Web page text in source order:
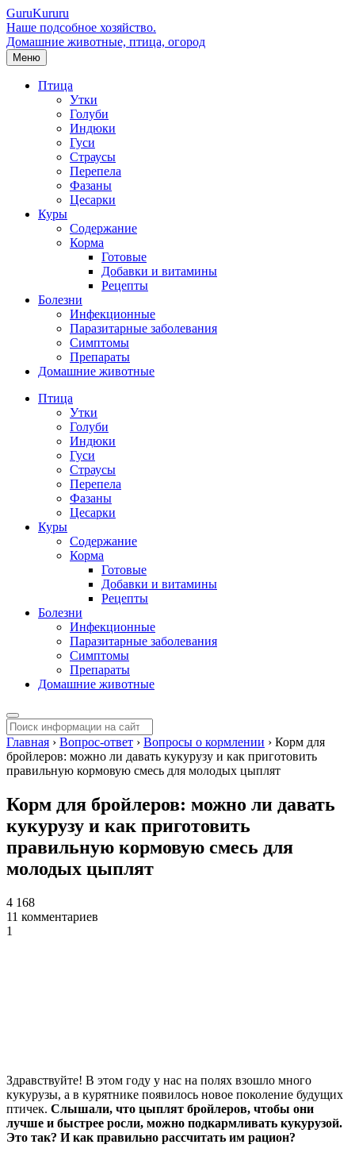
GuruKururu
Наше подсобное хозяйство.
Домашние животные, птица, огород
Меню
Птица
Утки
Голуби
Индюки
Гуси
Страусы
Перепела
Фазаны
Цесарки
Куры
Содержание
Корма
Готовые
Добавки и витамины
Рецепты
Болезни
Инфекционные
Паразитарные заболевания
Симптомы
Препараты
Домашние животные
Птица
Утки
Голуби
Индюки
Гуси
Страусы
Перепела
Фазаны
Цесарки
Куры
Содержание
Корма
Готовые
Добавки и витамины
Рецепты
Болезни
Инфекционные
Паразитарные заболевания
Симптомы
Препараты
Домашние животные
Главная › Вопрос-ответ › Вопросы о кормлении › Корм для
бройлеров: можно ли давать кукурузу и как приготовить
правильную кормовую смесь для молодых цыплят
Корм для бройлеров: можно ли давать
кукурузу и как приготовить
правильную кормовую смесь для
молодых цыплят
4 168
11 комментариев
1
Здравствуйте! В этом году у нас на полях взошло много
кукурузы, а в курятнике появилось новое поколение будущих
птичек. Слышали, что цыплят бройлеров, чтобы они
лучше и быстрее росли, можно подкармливать кукурузой.
Это так? И как правильно рассчитать им рацион?